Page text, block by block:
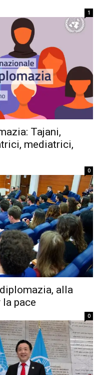
1
Tajani,
mediatrici,
0
alla
pace
0